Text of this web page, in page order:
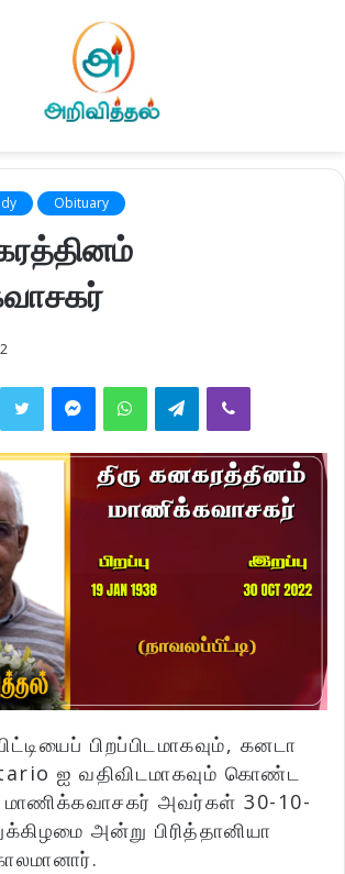
Obituary
Twitter MessengerWhatsAppTelegramViber
பிறப்பிடமாகவும், கனடா
ஐ வதிவிடமாகவும் கொண்ட
அவர்கள் 30-10-
அன்று பிரித்தானியா